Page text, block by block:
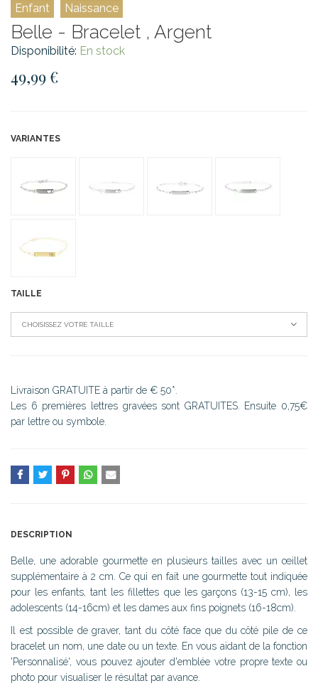
Enfant
Naissance
Belle - Bracelet , Argent
Disponibilité: En stock
49,99 €
VARIANTES
TAILLE
CHOISISSEZ VOTRE TAILLE
Livraison GRATUITE à partir de € 50*.
Les 6 premières lettres gravées sont GRATUITES. Ensuite 0,75€
par lettre ou symbole.
DESCRIPTION
Belle, une adorable gourmette en plusieurs tailles avec un œillet
supplémentaire à 2 cm. Ce qui en fait une gourmette tout indiquée
pour les enfants, tant les fillettes que les garçons (13-15 cm), les
adolescents (14-16cm) et les dames aux fins poignets (16-18cm).
Il est possible de graver, tant du côté face que du côté pile de ce
bracelet un nom, une date ou un texte. En vous aidant de la fonction
'Personnalisé', vous pouvez ajouter d'emblée votre propre texte ou
photo pour visualiser le résultat par avance.